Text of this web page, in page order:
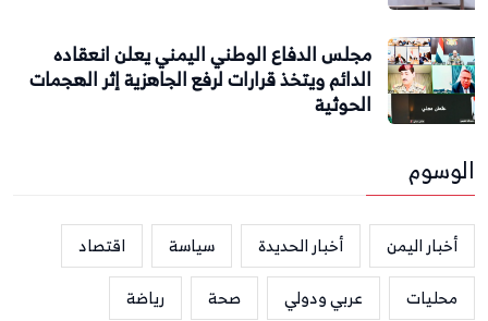
مجلس الدفاع الوطني اليمني يعلن انعقاده
الدائم ويتخذ قرارات لرفع الجاهزية إثر الهجمات
الحوثية
الوسوم
أخبار اليمن أخبار الحديدة سياسة
اقتصاد
محليات
عربي ودولي صحة
رياضة